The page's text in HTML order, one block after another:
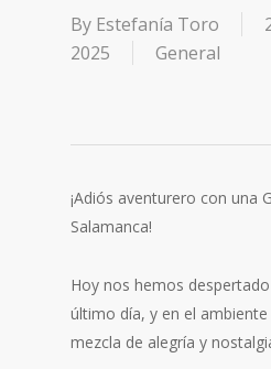
By Estefanía Toro
2025
General
¡Adiós aventurero con una
Salamanca!
Hoy nos hemos
último día, y en el
mezcla de alegría y